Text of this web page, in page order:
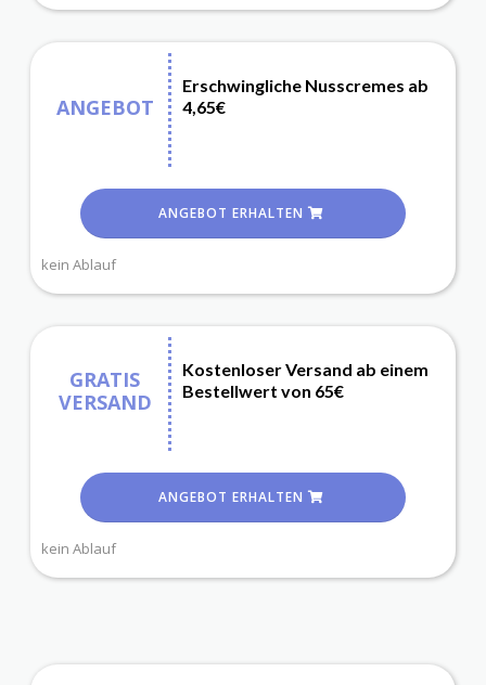
ANGEBOT
Erschwingliche Nusscremes ab
4,65€
ANGEBOT ERHALTEN
kein Ablauf
GRATIS
VERSAND
Kostenloser Versand ab einem
Bestellwert von 65€
ANGEBOT ERHALTEN
kein Ablauf